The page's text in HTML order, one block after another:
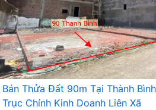
Bán Thửa Đất 90m Tại Thành
Trục Chính Kinh Doanh Liên Xã